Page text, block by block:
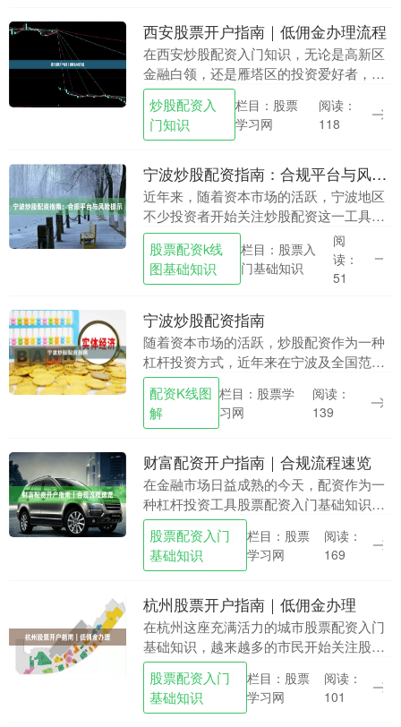
西安股票开户指南｜低佣金办理流程
在西安炒股配资入门知识，无论是高新区
金融白领，还是雁塔区的投资爱好者，股
票开户已成为参与资本市场的重要方式。
但面对券商佣金参差不齐、开户流程繁琐
等问题，如何高效....
炒股配资入
门知识
栏目：股票
学习网
阅读：
118
宁波炒股配资指南：合规平台与风险提示
近年来，随着资本市场的活跃，宁波地区
不少投资者开始关注炒股配资这一工具。
配资本质上是一种杠杆投资方式，通过借
入资金放大交易规模，从而可能获得更高
收益。然而，配资....
股票配资k线
图基础知识
栏目：股票入
门基础知识
阅
读：
51
宁波炒股配资指南
随着资本市场的活跃，炒股配资作为一种
杠杆投资方式，近年来在宁波及全国范围
内受到部分投资者的关注。本文旨在为宁
波地区的投资者提供一份合规、实用的配
资指南配资K线图....
配资K线图
解
栏目：股票学
习网
阅读：
139
财富配资开户指南｜合规流程速览
在金融市场日益成熟的今天，配资作为一
种杠杆投资工具股票配资入门基础知识，
为投资者提供了放大资金使用效率的机
会。然而，合规操作是保障资金安全与投
资权益的基石。本文....
股票配资入门
基础知识
栏目：股票
学习网
阅读：
169
杭州股票开户指南｜低佣金办理
在杭州这座充满活力的城市股票配资入门
基础知识，越来越多的市民开始关注股票
投资。无论是刚接触股市的新手，还是想
要降低交易成本的老股民，如何高效、低
成本地完成股票开....
股票配资入门
基础知识
栏目：股票
学习网
阅读：
101